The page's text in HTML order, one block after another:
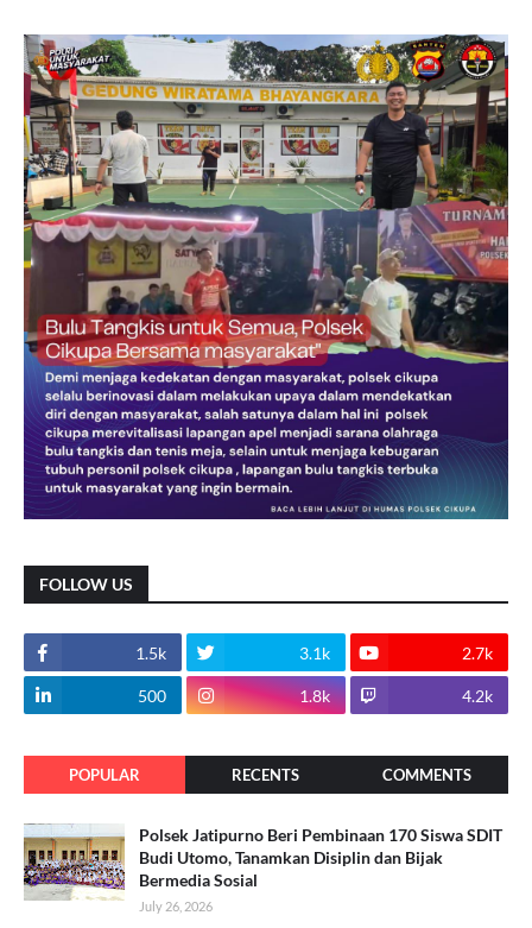
FOLLOW US
1.5k 3.1k 2.7k
500 1.8k 4.2k
POPULAR RECENTS COMMENTS
Polsek Jatipurno Beri Pembinaan 170 Siswa SDIT
Budi Utomo, Tanamkan Disiplin dan Bijak
Bermedia Sosial
July 26, 2026